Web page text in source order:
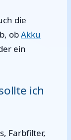
die
obAkku
ein
ich
Farbfilter,